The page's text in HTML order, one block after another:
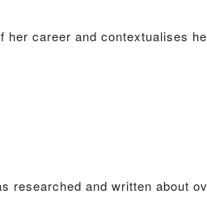
career and contextualises
researched and written about